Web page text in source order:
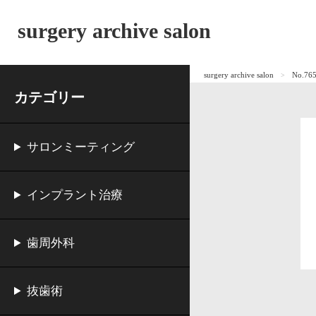
surgery archive salon
カテゴリー
サロンミーティング
インプラント治療
歯周外科
抜歯術
surgery archive salon